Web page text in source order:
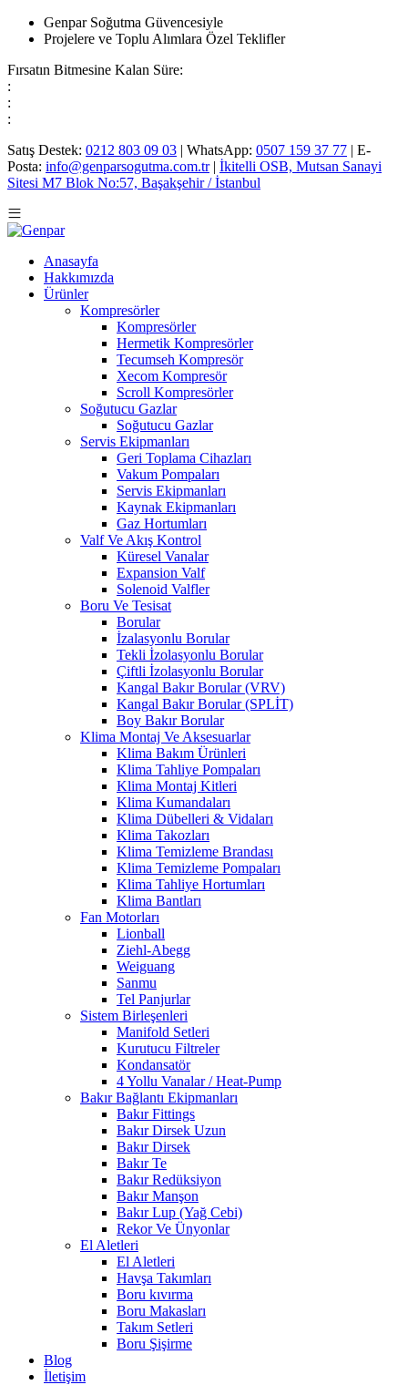
Genpar Soğutma Güvencesiyle
Projelere ve Toplu Alımlara Özel Teklifler
Fırsatın Bitmesine Kalan Süre:
:
:
:
Satış Destek: 0212 803 09 03 | WhatsApp: 0507 159 37 77 | E-
Posta: info@genparsogutma.com.tr| İkitelli OSB, Mutsan Sanayi
Sitesi M7 Blok No:57, Başakşehir / İstanbul
Anasayfa
Hakkımızda
Ürünler
Kompresörler
Kompresörler
Hermetik Kompresörler
Tecumseh Kompresör
Xecom Kompresör
Scroll Kompresörler
Soğutucu Gazlar
Soğutucu Gazlar
Servis Ekipmanları
Geri Toplama Cihazları
Vakum Pompaları
Servis Ekipmanları
Kaynak Ekipmanları
Gaz Hortumları
Valf Ve Akış Kontrol
Küresel Vanalar
Expansion Valf
Solenoid Valfler
Boru Ve Tesisat
Borular
İzalasyonlu Borular
Tekli İzolasyonlu Borular
Çiftli İzolasyonlu Borular
Kangal Bakır Borular (VRV)
Kangal Bakır Borular (SPLİT)
Boy Bakır Borular
Klima Montaj Ve Aksesuarlar
Klima Bakım Ürünleri
Klima Tahliye Pompaları
Klima Montaj Kitleri
Klima Kumandaları
Klima Dübelleri & Vidaları
Klima Takozları
Klima Temizleme Brandası
Klima Temizleme Pompaları
Klima Tahliye Hortumları
Klima Bantları
Fan Motorları
Lionball
Ziehl-Abegg
Weiguang
Sanmu
Tel Panjurlar
Sistem Birleşenleri
Manifold Setleri
Kurutucu Filtreler
Kondansatör
4 Yollu Vanalar / Heat-Pump
Bakır Bağlantı Ekipmanları
Bakır Fittings
Bakır Dirsek Uzun
Bakır Dirsek
Bakır Te
Bakır Redüksiyon
Bakır Manşon
Bakır Lup (Yağ Cebi)
Rekor Ve Ünyonlar
El Aletleri
El Aletleri
Havşa Takımları
Boru kıvırma
Boru Makasları
Takım Setleri
Boru Şişirme
Blog
İletişim